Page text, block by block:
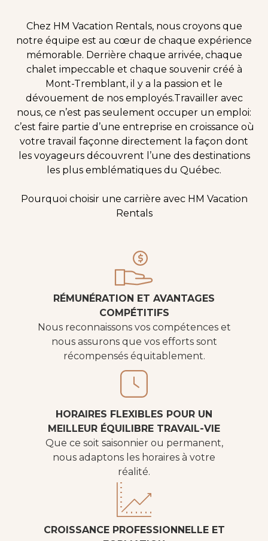
Chez HM Vacation Rentals, nous croyons que
notre équipe est au cœur de chaque expérience
mémorable. Derrière chaque arrivée, chaque
chalet impeccable et chaque souvenir créé à
Mont-Tremblant, il y a la passion et le
dévouement de nos employés.Travailler avec
nous, ce n’est pas seulement occuper un emploi:
c’est faire partie d’une entreprise en croissance où
votre travail façonne directement la façon dont
les voyageurs découvrent l’une des destinations
les plus emblématiques du Québec.
Pourquoi choisir une carrière avec HM Vacation
Rentals
RÉMUNÉRATION ET AVANTAGES
COMPÉTITIFS
Nous reconnaissons vos compétences et
nous assurons que vos efforts sont
récompensés équitablement.
HORAIRES FLEXIBLES POUR UN
MEILLEUR ÉQUILIBRE TRAVAIL-VIE
Que ce soit saisonnier ou permanent,
nous adaptons les horaires à votre
réalité.
CROISSANCE PROFESSIONNELLE ET